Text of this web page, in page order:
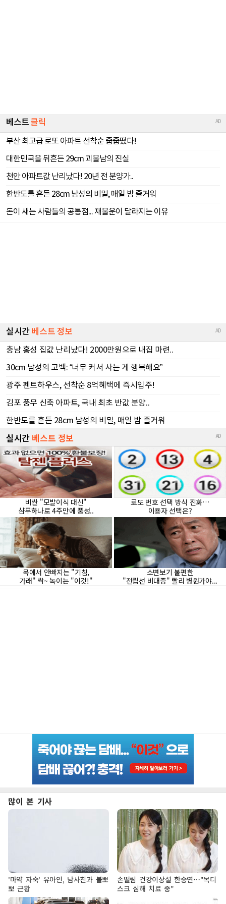
많이 본 기사
'마약 자숙' 유아인, 남사친과 볼뽀
뽀 근황
손떨림 건강이상설 한승연…"목디
스크 심해 치료 중"